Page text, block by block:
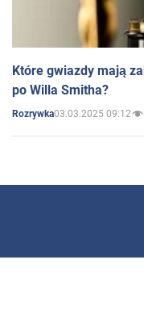
Które gwiazdy mają
po Willa Smitha?
Rozrywka03.03.2025 09:12